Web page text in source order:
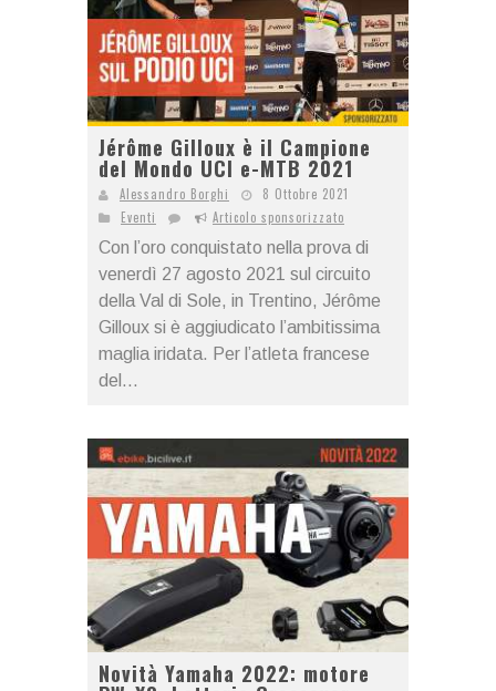
Jérôme Gilloux è il Campione
del Mondo UCI e-MTB 2021
Alessandro Borghi
8 Ottobre 2021
Eventi
Articolo sponsorizzato
Con l’oro conquistato nella prova di
venerdì 27 agosto 2021 sul circuito
della Val di Sole, in Trentino, Jérôme
Gilloux si è aggiudicato l’ambitissima
maglia iridata. Per l’atleta francese
del...
Novità Yamaha 2022: motore